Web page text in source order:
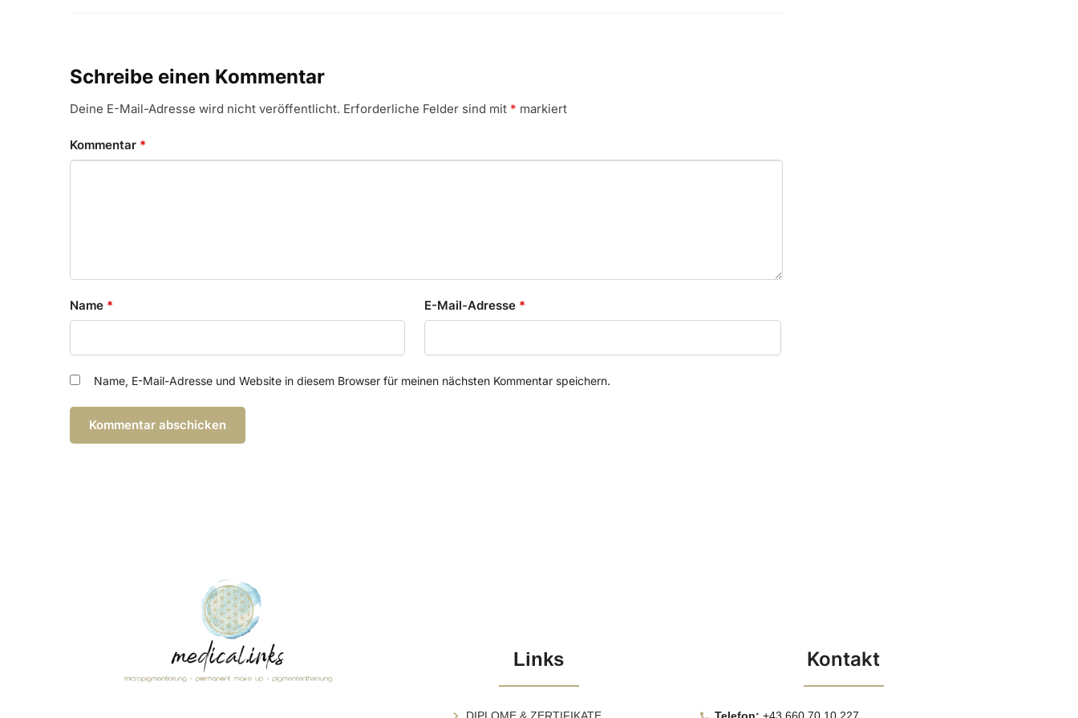
Schreibe einen Kommentar
Deine E-Mail-Adresse wird nicht veröffentlicht. Erforderliche Felder sind mit * markiert
Kommentar *
Name * E-Mail-Adresse *
Name, E-Mail-Adresse und Website in diesem Browser für meinen nächsten Kommentar speichern.
Links Kontakt